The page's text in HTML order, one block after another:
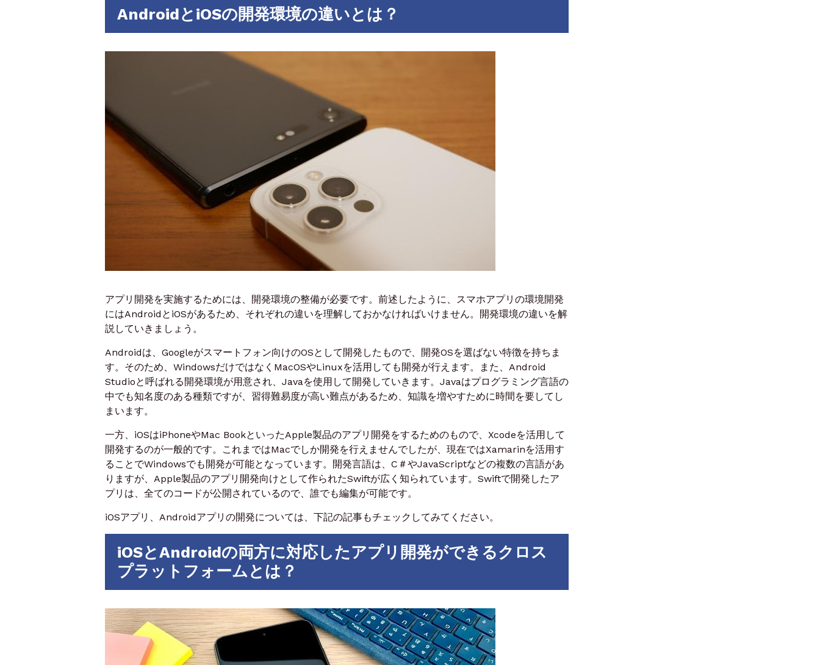
AndroidとiOSの開発環境の違いとは？
アプリ開発を実施するためには、開発環境の整備が必要です。前述したように、スマホアプリの環境開発
にはAndroidとiOSがあるため、それぞれの違いを理解しておかなければいけません。開発環境の違いを解
説していきましょう。
Androidは、Googleがスマートフォン向けのOSとして開発したもので、開発OSを選ばない特徴を持ちま
す。そのため、WindowsだけではなくMacOSやLinuxを活用しても開発が行えます。また、Android
Studioと呼ばれる開発環境が用意され、Javaを使用して開発していきます。Javaはプログラミング言語の
中でも知名度のある種類ですが、習得難易度が高い難点があるため、知識を増やすために時間を要してし
まいます。
一方、iOSはiPhoneやMac BookといったApple製品のアプリ開発をするためのもので、Xcodeを活用して
開発するのが一般的です。これまではMacでしか開発を行えませんでしたが、現在ではXamarinを活用す
ることでWindowsでも開発が可能となっています。開発言語は、C＃やJavaScriptなどの複数の言語があ
りますが、Apple製品のアプリ開発向けとして作られたSwiftが広く知られています。Swiftで開発したア
プリは、全てのコードが公開されているので、誰でも編集が可能です。
iOSアプリ、Androidアプリの開発については、下記の記事もチェックしてみてください。
iOSとAndroidの両方に対応したアプリ開発ができるクロス
プラットフォームとは？